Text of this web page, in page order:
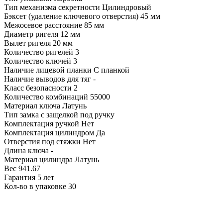
Тип механизма секретности Цилиндровый
Бэксет (удаление ключевого отверстия) 45 мм
Межосевое расстояние 85 мм
Диаметр ригеля 12 мм
Вылет ригеля 20 мм
Количество ригелей 3
Количество ключей 3
Наличие лицевой планки С планкой
Наличие выводов для тяг -
Класс безопасности 2
Количество комбинаций 55000
Материал ключа Латунь
Тип замка с защелкой под ручку
Комплектация ручкой Нет
Комплектация цилиндром Да
Отверстия под стяжки Нет
Длина ключа -
Материал цилиндра Латунь
Вес 941.67
Гарантия 5 лет
Кол-во в упаковке 30